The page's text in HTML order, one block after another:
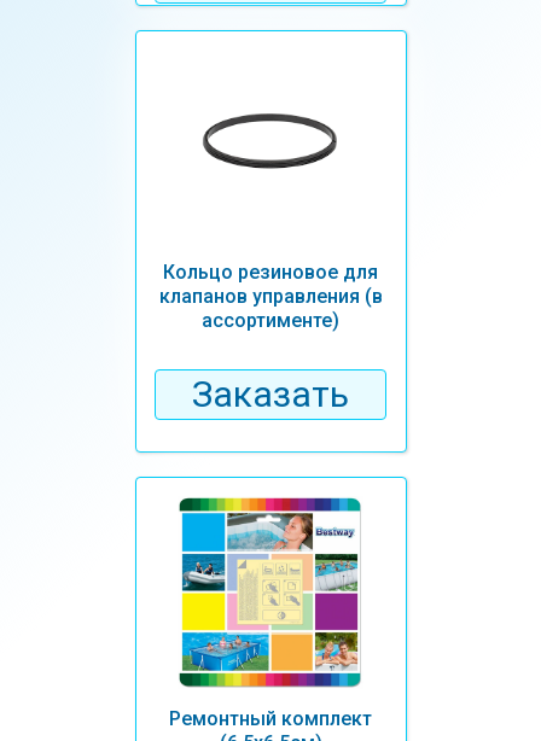
Кольцо резиновое для
клапанов управления (в
ассортименте)
Заказать
Ремонтный комплект